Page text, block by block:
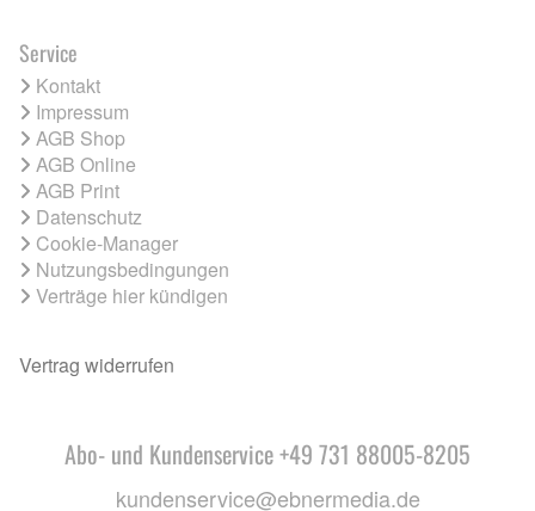
Service
Kontakt
Impressum
AGB Shop
AGB Online
AGB Print
Datenschutz
Cookie-Manager
Nutzungsbedingungen
Verträge hier kündigen
Vertrag widerrufen
Abo- und Kundenservice +49 731 88005-8205
kundenservice@ebnermedia.de